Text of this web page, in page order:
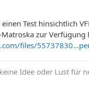
Test hinsichtlich
Matroska zur
files/
Idee oder Lust für